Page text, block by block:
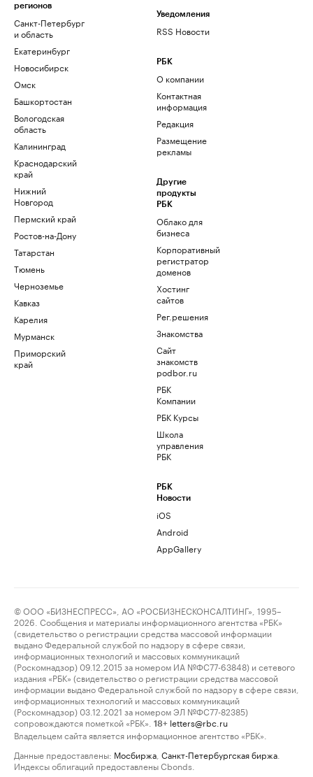
регионов
Санкт-Петербург
и область
Екатеринбург
Новосибирск
Омск
Башкортостан
Вологодская
область
Калининград
Краснодарский
край
Нижний
Новгород
Пермский край
Ростов-на-Дону
Татарстан
Тюмень
Черноземье
Кавказ
Карелия
Мурманск
Приморский
край
Уведомления
RSS Новости
РБК
О компании
Контактная
информация
Редакция
Размещение
рекламы
Другие
продукты
РБК
Облако для
бизнеса
Корпоративный
регистратор
доменов
Хостинг
сайтов
Рег.решения
Знакомства
Сайт
знакомств
podbor.ru
РБК
Компании
РБК Курсы
Школа
управления
РБК
РБК
Новости
iOS
Android
AppGallery
© ООО «БИЗНЕСПРЕСС», АО «РОСБИЗНЕСКОНСАЛТИНГ», 1995–
2026. Сообщения и материалы информационного агентства «РБК»
(свидетельство о регистрации средства массовой информации
выдано Федеральной службой по надзору в сфере связи,
информационных технологий и массовых коммуникаций
(Роскомнадзор) 09.12.2015 за номером ИА №ФС77-63848) и сетевого
издания «РБК» (свидетельство о регистрации средства массовой
информации выдано Федеральной службой по надзору в сфере связи,
информационных технологий и массовых коммуникаций
(Роскомнадзор) 03.12.2021 за номером ЭЛ №ФС77-82385)
сопровождаются пометкой «РБК».
18+ letters@rbc.ru
Владельцем сайта является информационное агентство «РБК».
Данные предоставлены: Мосбиржа Санкт-Петербургская биржа
Индексы облигаций предоставлены Cbonds.